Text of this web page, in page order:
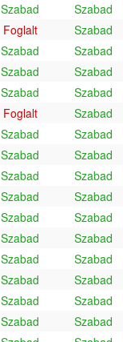
Szabad
Szabad
Foglalt
Szabad
Szabad
Szabad
Szabad
Szabad
Szabad
Szabad
Foglalt
Szabad
Szabad
Szabad
Szabad
Szabad
Szabad
Szabad
Szabad
Szabad
Szabad
Szabad
Szabad
Szabad
Szabad
Szabad
Szabad
Szabad
Szabad
Szabad
Szabad
Szabad